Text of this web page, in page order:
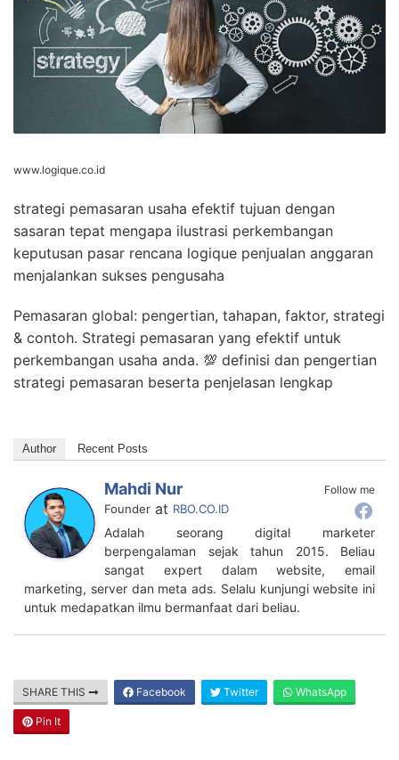
www.logique.co.id
strategi pemasaran usaha efektif tujuan dengan
sasaran tepat mengapa ilustrasi perkembangan
keputusan pasar rencana logique penjualan anggaran
menjalankan sukses pengusaha
Pemasaran global: pengertian, tahapan, faktor, strategi
& contoh. Strategi pemasaran yang efektif untuk
perkembangan usaha anda. 💯 definisi dan pengertian
strategi pemasaran beserta penjelasan lengkap
Author Recent Posts
Follow me
Mahdi Nur
Founder at RBO.CO.ID
Adalah seorang digital marketer
berpengalaman sejak tahun 2015. Beliau
sangat expert dalam website, email
marketing, server dan meta ads. Selalu kunjungi website ini
untuk medapatkan ilmu bermanfaat dari beliau.
SHARE THIS Facebook Twitter WhatsApp
Pin It